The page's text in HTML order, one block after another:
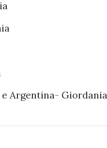
Argentina- Giordania